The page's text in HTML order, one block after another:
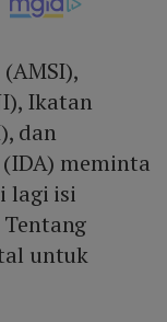
Ikatan
dan
meminta
lagi isi
untuk